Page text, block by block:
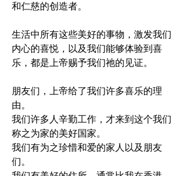
和仁慈的创造者。
生活中所有这些美好的事物，激发我们
内心的喜悦，以及我们能够体验到喜
乐，都是上帝赐予我们祂的见证。
朋友们，上帝给了我们许多喜乐的理
由。
我们许多人辛勤工作，才来到这个我们
称之为家的美好国家。
我们有为之珍惜和爱的家人以及朋友
们。